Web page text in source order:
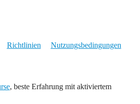
Richtlinien Nutzungsbedingungen
, beste Erfahrung mit aktiviertem